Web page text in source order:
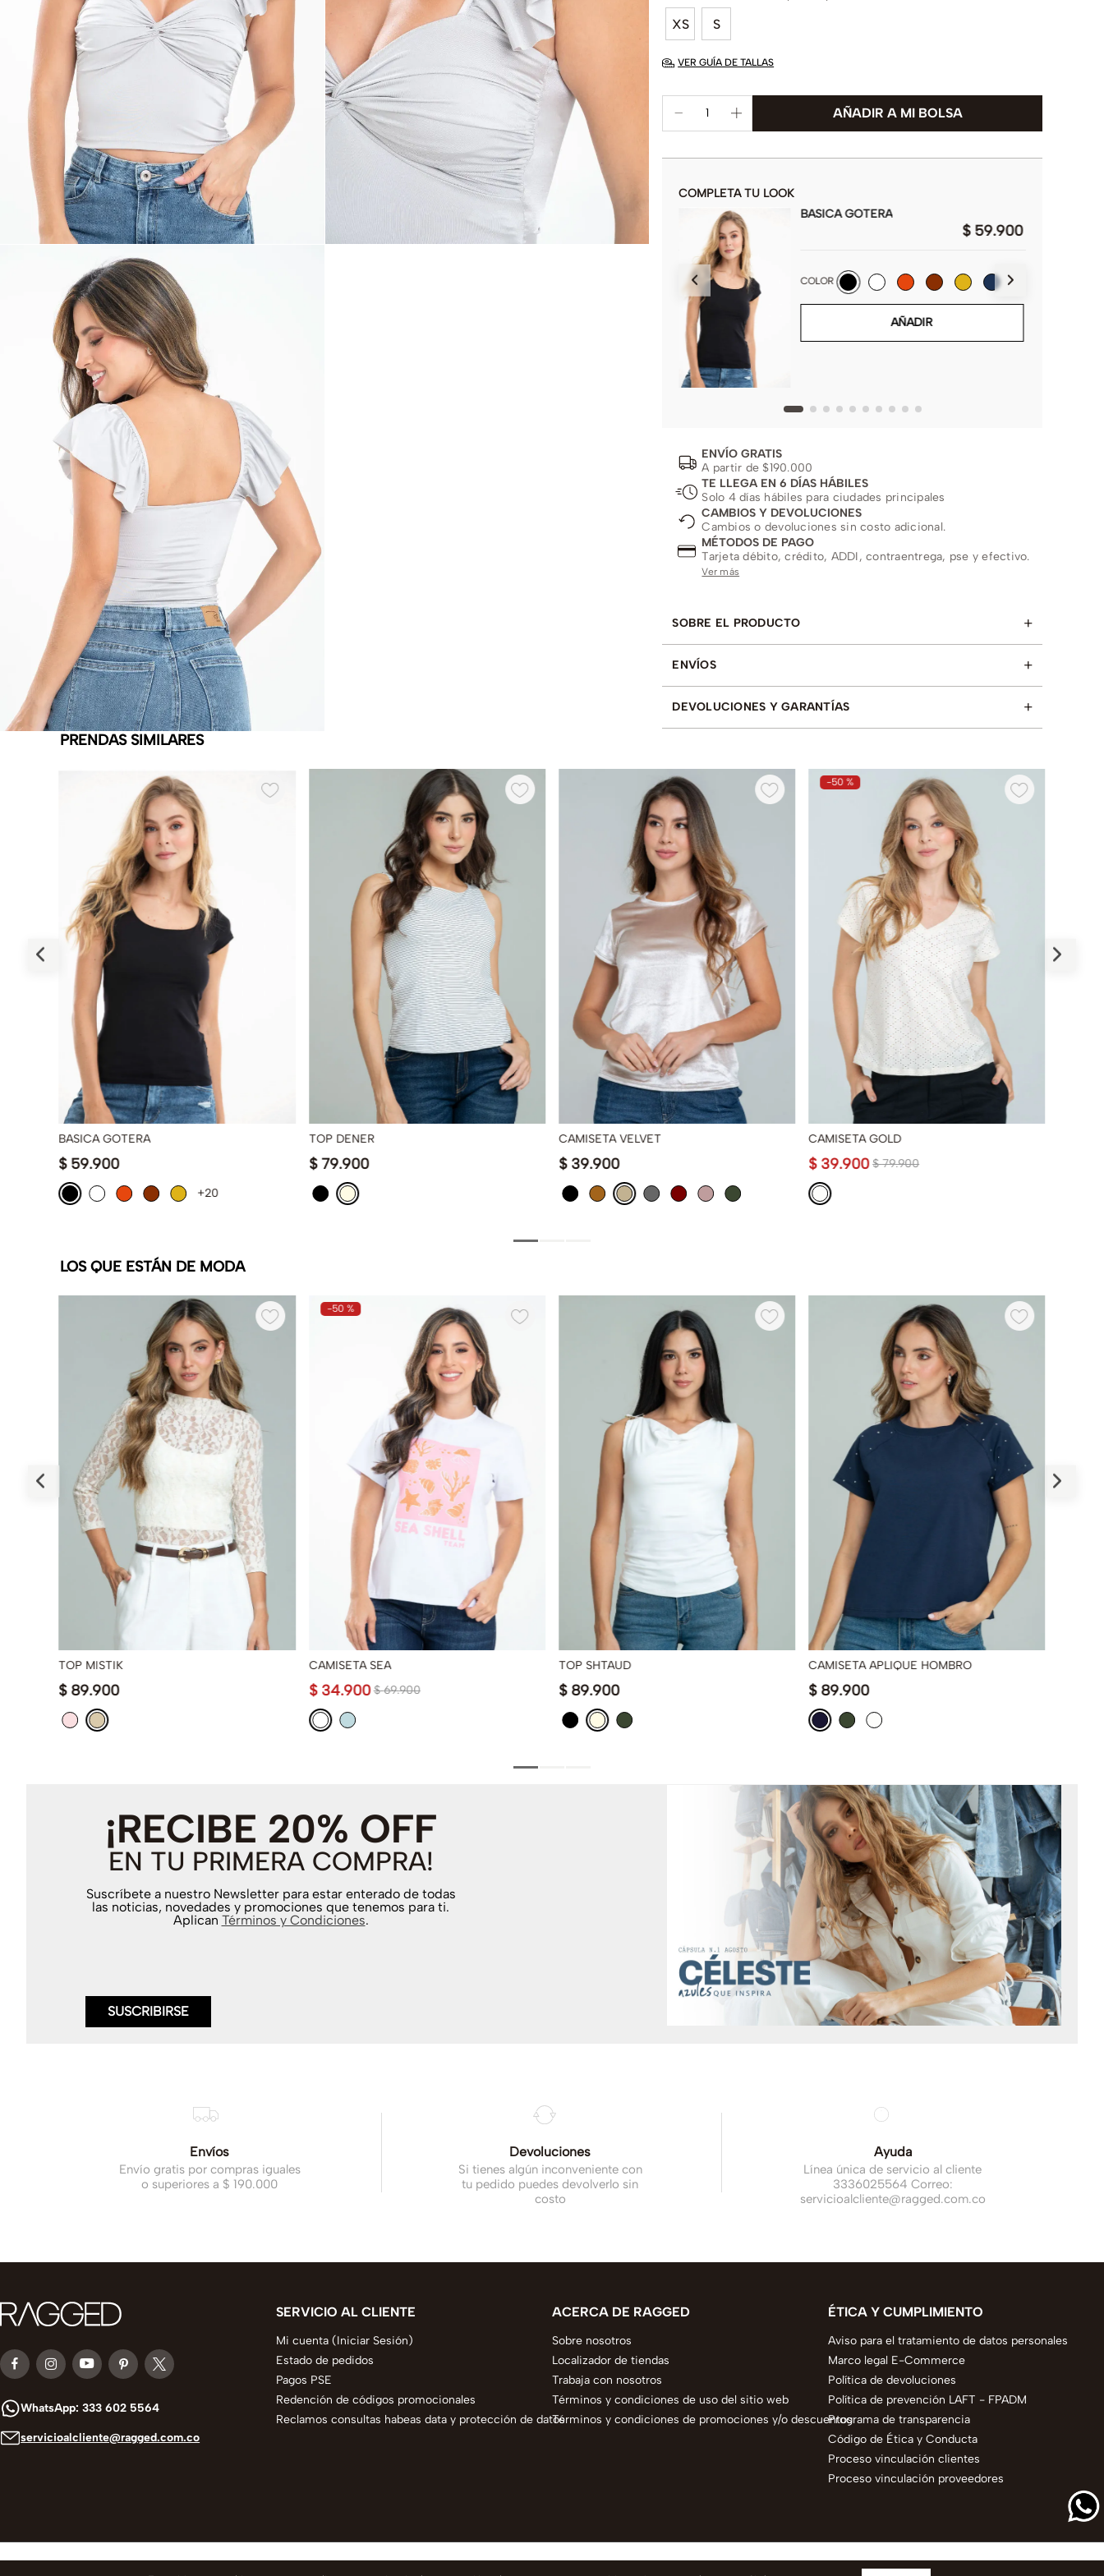
XS S
VER GUÍA DE TALLAS
COMPLETA TU LOOK
CAMISETA NAVIDAD 23
BASICA GOTERA
$ 59.900
COLOR
AÑADIR
ENVÍO GRATIS
A partir de $190.000
TE LLEGA EN 6 DÍAS HÁBILES
Solo 4 días hábiles para ciudades principales
CAMBIOS Y DEVOLUCIONES
Cambios o devoluciones sin costo adicional.
MÉTODOS DE PAGO
Tarjeta débito, crédito, ADDI, contraentrega, pse y efectivo.
Ver más
SOBRE EL PRODUCTO +
ENVÍOS +
DEVOLUCIONES Y GARANTÍAS
+
PRENDAS SIMILARES
BASICA GOTERA
$ 59.900
+20
TOP DENER
$ 79.900
CAMISETA VELVET
$ 39.900
-50 %
CAMISETA GOLD
$ 79.900
$ 39.900
LOS QUE ESTÁN DE MODA
TOP MISTIK
$ 89.900
-50 %
CAMISETA SEA
$ 69.900
$ 34.900
TOP SHTAUD
$ 89.900
CAMISETA APLIQUE HOMBRO
$ 89.900
¡RECIBE 20% OFF
EN TU PRIMERA COMPRA!
Suscríbete a nuestro Newsletter para estar enterado de todas
las noticias, novedades y promociones que tenemos para ti.
Aplican Términos y Condiciones.
SUSCRIBIRSE
Envíos
Envío gratis por compras iguales
o superiores a $ 190.000
Devoluciones
Si tienes algún inconveniente con
tu pedido puedes devolverlo sin
costo
Ayuda
Línea única de servicio al cliente
3336025564 Correo:
servicioalcliente@ragged.com.co
WhatsApp: 333 602 5564
servicioalcliente@ragged.com.co
SERVICIO AL CLIENTE
Mi cuenta (Iniciar Sesión)
Estado de pedidos
Pagos PSE
Redención de códigos promocionales
Reclamos consultas habeas data y protección de datos
ACERCA DE RAGGED
Sobre nosotros
Localizador de tiendas
Trabaja con nosotros
Términos y condiciones de uso del sitio web
Términos y condiciones de promociones y/o descuentos
ÉTICA Y CUMPLIMIENTO
Aviso para el tratamiento de datos personales
Marco legal E-Commerce
Política de devoluciones
Política de prevención LAFT - FPADM
Programa de transparencia
Código de Ética y Conducta
Proceso vinculación clientes
Proceso vinculación proveedores